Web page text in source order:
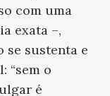
com uma
exata –,
se sustenta e
“sem o
é